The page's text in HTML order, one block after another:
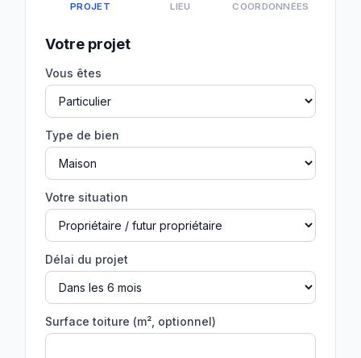
PROJET LIEU COORDONNÉES
Votre projet
Vous êtes
Type de bien
Votre situation
Délai du projet
Surface toiture (m², optionnel)